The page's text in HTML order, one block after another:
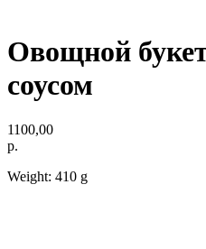
Овощной
соусом
1100,00
р.
Weight: 410 g